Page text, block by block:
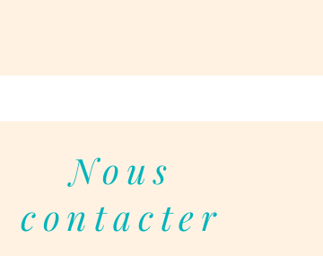
Nous
contacter